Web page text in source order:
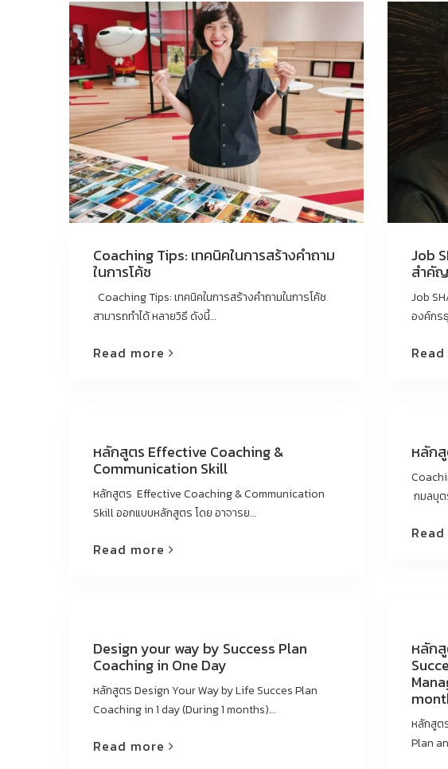
Coaching Tips: เทคนิคในการสร้างคำถาม
ในการโค้ช
Coaching Tips: เทคนิคในการสร้างคำถามในการโค้ช
สามารถทำได้ หลายวิธี ดังนี้…
Read more
Job
สำคั
Job
องค์กร
หลักสูตร Effective Coaching &
Communication Skill
หลักสูตร Effective Coaching & Communication
Skill ออกแบบหลักสูตร โดย อาจารย…
Read more
หลัก
กมลบุ
Design your way by Success Plan
Coaching in One Day
หลักสูตร Design Your Way by Life Succes Plan
Coaching in 1 day (During 1 months)…
Read more
หลัก
หลักสูต
Plan